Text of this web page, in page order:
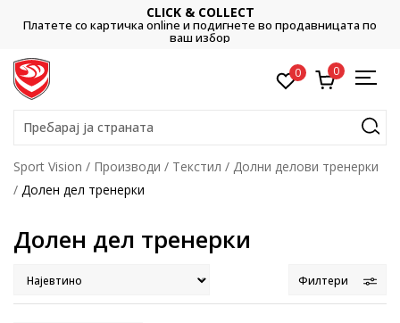
CLICK & COLLECT
Платете со картичка online и подигнете во продавницата по
ваш избор
0 0
Пребарај ја страната
Sport Vision Производи Текстил
Долни делови тренерки
Долен дел тренерки
Долен дел тренерки
Филтери